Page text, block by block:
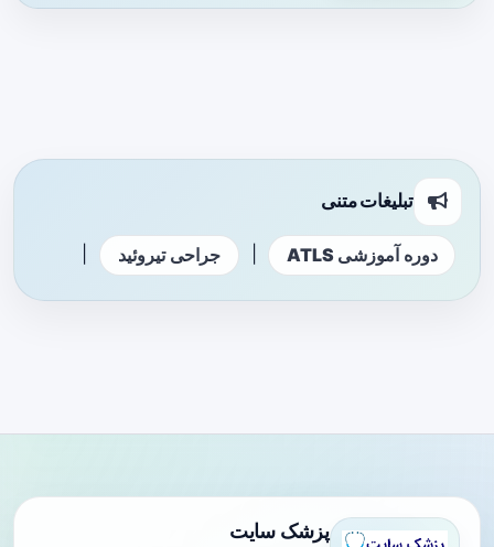
تبلیغات متنی
دوره آموزشی ATLS جراحی تیروئید
پزشک سایت